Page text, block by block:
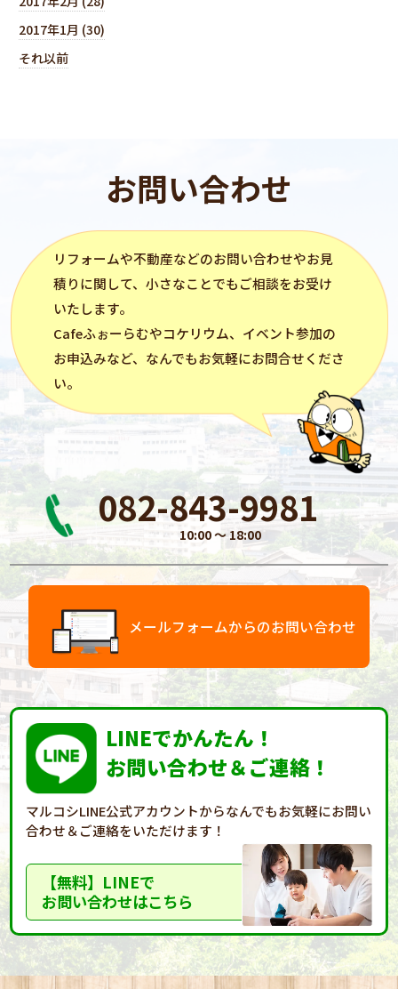
2017年1月 (30)
それ以前
お問い合わせ
リフォームや不動産などのお問い合わせやお見
積りに関して、小さなことでもご相談をお受け
いたします。
Cafeふぉーらむやコケリウム、イベント参加の
お申込みなど、なんでもお気軽にお問合せくださ
い。
082-843-9981
10:00 〜 18:00
メールフォームからのお問い合わせ
LINEでかんたん！
お問い合わせ＆ご連絡！
マルコシLINE公式アカウントからなんでもお気軽にお問い
合わせ＆ご連絡をいただけます！
【無料】LINEで
お問い合わせはこちら